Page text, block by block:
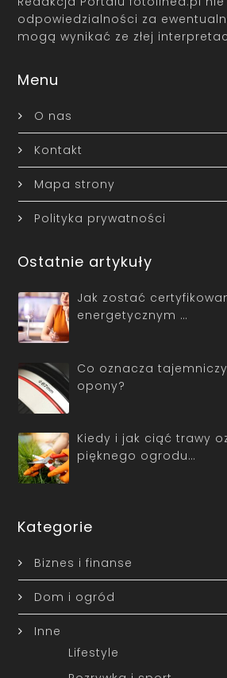
odpowiedzialności za
mogą wynikać ze złej
Menu
O nas
Kontakt
Mapa strony
Polityka prywatności
Ostatnie artykuły
Jak zostać
energetycznym …
Co oznacza
opony?
Kiedy i jak ciąć trawy
pięknego ogrodu…
Kategorie
Biznes i finanse
Dom i ogród
Inne
Lifestyle